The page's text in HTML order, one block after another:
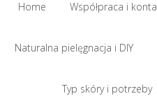
Home
Home
Współpraca i
Współpraca i
Naturalna pielęgnacja i DIY
Naturalna pielęgnacja i DIY
Typ skóry i potrzeby